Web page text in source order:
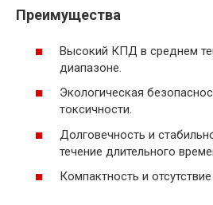
Преимущества
Высокий КПД в среднем
диапазоне.
Экологическая
токсичности.
Долговечность и
течение длительного
Компактность и